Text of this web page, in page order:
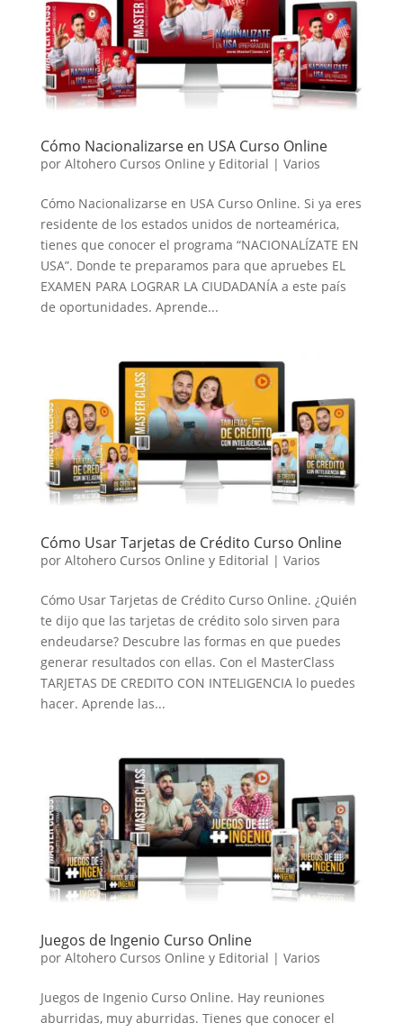
Cómo Nacionalizarse en USA Curso Online
por Altohero Cursos Online y Editorial | Varios
Cómo Nacionalizarse en USA Curso Online. Si ya eres
residente de los estados unidos de norteamérica,
tienes que conocer el programa “NACIONALÍZATE EN
USA”. Donde te preparamos para que apruebes EL
EXAMEN PARA LOGRAR LA CIUDADANÍA a este país
de oportunidades. Aprende...
Cómo Usar Tarjetas de Crédito Curso Online
por Altohero Cursos Online y Editorial | Varios
Cómo Usar Tarjetas de Crédito Curso Online. ¿Quién
te dijo que las tarjetas de crédito solo sirven para
endeudarse? Descubre las formas en que puedes
generar resultados con ellas. Con el MasterClass
TARJETAS DE CREDITO CON INTELIGENCIA lo puedes
hacer. Aprende las...
Juegos de Ingenio Curso Online
por Altohero Cursos Online y Editorial | Varios
Juegos de Ingenio Curso Online. Hay reuniones
aburridas, muy aburridas. Tienes que conocer el